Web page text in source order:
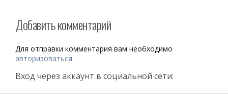
Добавить комментарий
Для отправки комментария вам необходимо
авторизоваться.
Вход через аккаунт в социальной сети: